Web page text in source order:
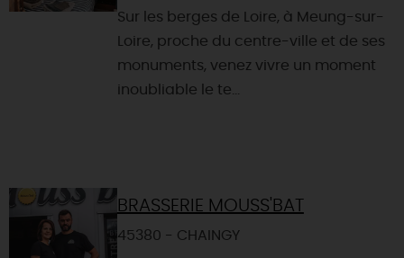
Sur les berges de Loire, à Meung-sur-
Loire, proche du centre-ville et de ses
monuments, venez vivre un moment
inoubliable le te...
BRASSERIE MOUSS'BAT
45380 - CHAINGY